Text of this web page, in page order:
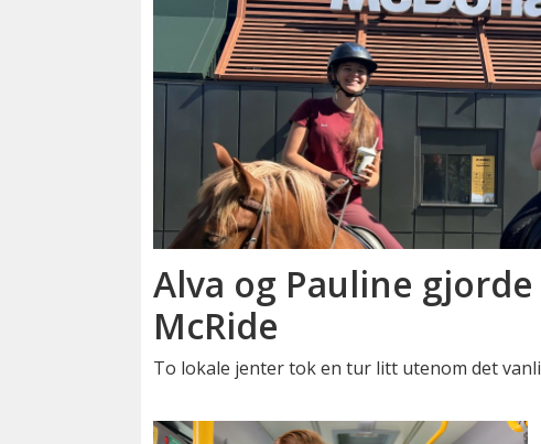
Alva og Pauline
McRide
To lokale jenter tok en tur litt utenom det